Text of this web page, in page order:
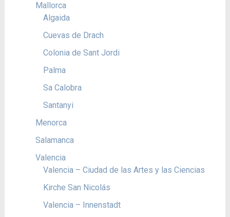
Mallorca
Algaida
Cuevas de Drach
Colonia de Sant Jordi
Palma
Sa Calobra
Santanyi
Menorca
Salamanca
Valencia
Valencia – Ciudad de las Artes y las Ciencias
Kirche San Nicolás
Valencia – Innenstadt